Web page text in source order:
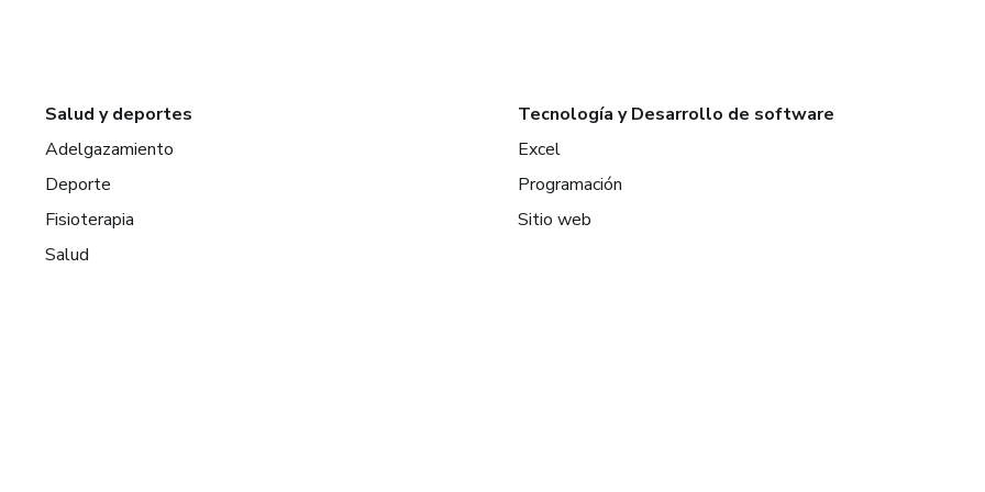
Salud y deportes
Adelgazamiento
Deporte
Fisioterapia
Salud
Tecnología y Desarrollo de software
Excel
Programación
Sitio web